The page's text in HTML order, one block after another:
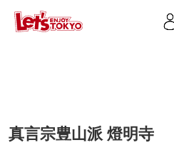
真言宗豊山派 燈明寺